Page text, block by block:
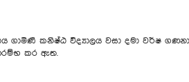
කනිෂ්ඨ විද්‍යාලය වසා දමා වර්ෂ
කර ඇත.